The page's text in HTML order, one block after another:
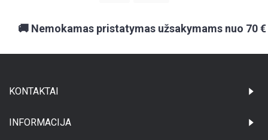
🚚 Nemokamas pristatymas užsakymams nuo 70 €
KONTAKTAI
INFORMACIJA